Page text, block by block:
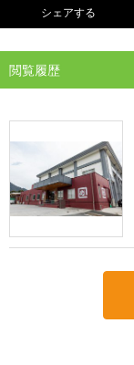
シェアする
閲覧履歴